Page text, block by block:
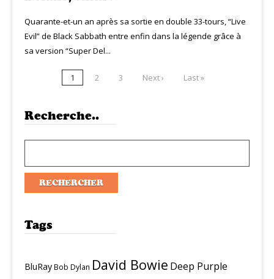
Quarante-et-un an après sa sortie en double 33-tours, “Live
Evil” de Black Sabbath entre enfin dans la légende grâce à
sa version “Super Del...
1 2 3 Next › Last »
Recherche..
Tags
BluRayBob Dylan David Bowie Deep Purple